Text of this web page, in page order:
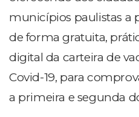
municípios paulistas a
de forma gratuita,
digital da carteira de
Covid-19, para
a primeira e segunda